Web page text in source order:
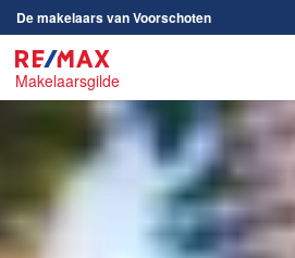
De makelaars van Voorschoten
Makelaarsgilde
RE/MAX Makelaarsgilde
Ons aanbod
Onze makelaars
Jolanda Broere